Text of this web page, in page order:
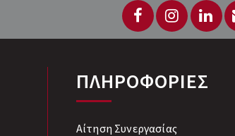
βάσει των κάτωθι επιπέδων , και
σύμφωνα με τις ανάγκες σας:
ΠΛΗΡΟΦΟΡΙΕΣ
Αίτηση Συνεργασίας